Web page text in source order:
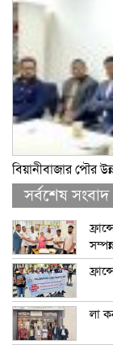
বিয়ানীবাজার পৌর
সর্বশেষ সংবাদ
লা